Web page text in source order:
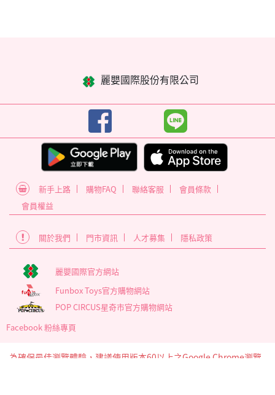
麗嬰國際股份有限公司
新手上路 購物FAQ 聯絡客服
會員條款
會員權益
關於我們 門市資訊 人才募集 隱私政策
麗嬰國際官方網站
Funbox Toys官方購物網站
POP CIRCUS星奇市官方購物網站
Facebook 粉絲專頁
為確保最佳瀏覽體驗，建議使用版本60以上之Google Chrome瀏覽